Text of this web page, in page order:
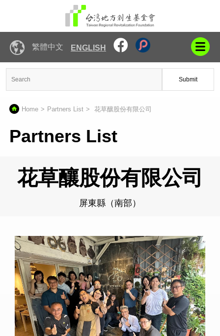
繁體中文 ENGLISH
Submit
Home Partners List 花草釀股份有限公司
Partners List
花草釀股份有限公司
屏東縣（南部）